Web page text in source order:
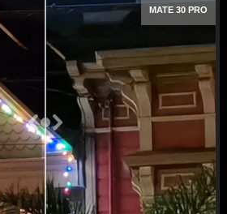
MATE 30 PRO